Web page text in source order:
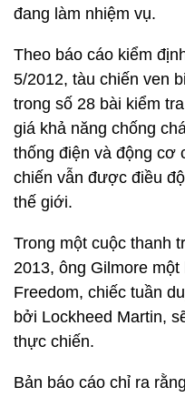
đang làm nhiệm vụ.
Theo báo cáo kiểm
5/2012, tàu chiến ven
trong số 28 bài kiểm
giá khả năng chống
thống điện và động cơ
chiến vẫn được điều
thế giới.
Trong một cuộc thanh
2013, ông Gilmore
Freedom, chiếc tuần
bởi Lockheed Martin,
thực chiến.
Bản báo cáo chỉ ra